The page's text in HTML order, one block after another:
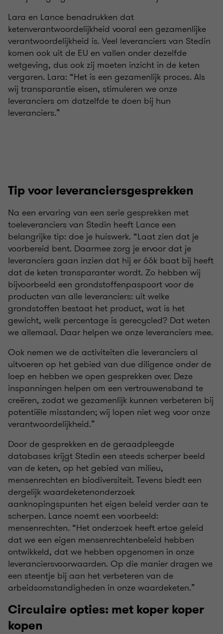
Lara en Lance benadrukken dat
ketenverantwoordelijkheid vooral een gezamenlijke
verantwoordelijkheid is. Veel leveranciers van Stedin
komen ook uit de EU en vallen onder dezelfde
wetgeving, dus ook zij moeten inzicht in de keten
vergaren. Lara: “Het is een gezamenlijk proces. Als
wij transparantie eisen, stimuleren we onze
leveranciers om datzelfde te doen bij hun
leveranciers.”
Tip voor leveranciersgesprekken
Na een ervaring van een serie gesprekken met
toeleveranciers van Stedin heeft Lance een
belangrijke tip: doe je huiswerk. “Laat zien dat je
voorbereid bent. Daarmee zorg je ervoor dat je
leveranciers gaan inzien dat hij er óók baat bij heeft
dat de keten transparanter wordt. Zo hebben wij
bijvoorbeeld een grondstoffenpaspoort voor de
producten van alle leveranciers: uit welke
grondstoffen bestaat het product, wat is het
gewicht, welk percentage is gerecycled? Dat weten
we allemaal. Daar helpen we onze leveranciers mee.
Ook nemen we de activiteiten die leveranciers al
uitvoeren op het gebied van due diligence onder de
loep en hebben we open gesprekken over. Deze
inspanningen helpen om een vertrouwensband te
creëren, zodat we gezamenlijk kunnen verbeteren bij
potentiële misstanden; wij lopen niet weg voor onze
verantwoordelijkheid.”
Door de gesprekken en de geraadpleegde
databases krijgt Stedin een steeds scherper beeld
van de keten, op het gebied van milieu,
mensenrechten en biodiversiteit. Tevens biedt een
dergelijk waardeketenonderzoek
aanknopingspunten het eigen beleid verder aan te
scherpen. Lance noemt een voorbeeld:
mensenrechten. “Het onderzoek heeft ertoe geleid
dat we een eigen mensenrechtenbeleid hebben
ontwikkeld, dat we hebben opgenomen in onze
leveranciersvoorwaarden. Op die manier dragen we
een steentje bij aan het verbeteren van de
arbeidsomstandigheden in onze waardeketen.”
Circulaire opties: met koper koper
kopen